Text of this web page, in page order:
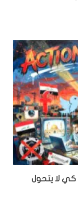
كي لا يتحول